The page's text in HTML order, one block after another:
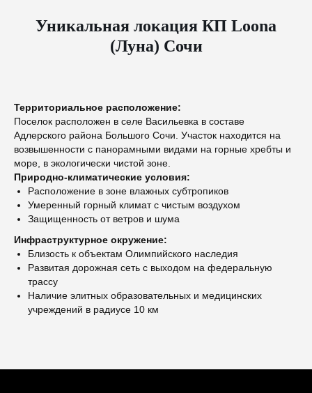
Уникальная локация КП Loona
(Луна) Сочи
Территориальное расположение:
Поселок расположен в селе Васильевка в составе
Адлерского района Большого Сочи. Участок находится на
возвышенности с панорамными видами на горные хребты и
море, в экологически чистой зоне.
Природно-климатические условия:
Расположение в зоне влажных субтропиков
Умеренный горный климат с чистым воздухом
Защищенность от ветров и шума
Инфраструктурное окружение:
Близость к объектам Олимпийского наследия
Развитая дорожная сеть с выходом на федеральную
трассу
Наличие элитных образовательных и медицинских
учреждений в радиусе 10 км